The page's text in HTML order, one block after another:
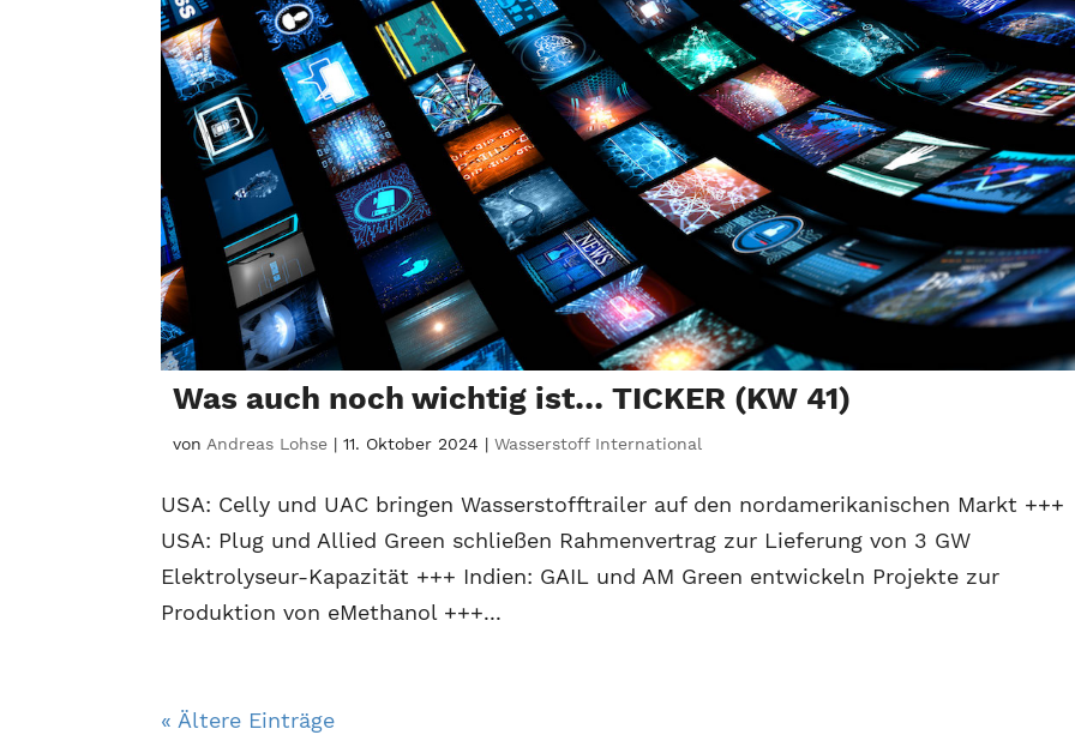
Was auch noch wichtig ist… TICKER (KW 41)
von Andreas Lohse |11. Oktober 2024 |Wasserstoff International
USA: Celly und UAC bringen Wasserstofftrailer auf den nordamerikanischen Markt +++
USA: Plug und Allied Green schließen Rahmenvertrag zur Lieferung von 3 GW
Elektrolyseur-Kapazität +++ Indien: GAIL und AM Green entwickeln Projekte zur
Produktion von eMethanol +++...
« Ältere Einträge